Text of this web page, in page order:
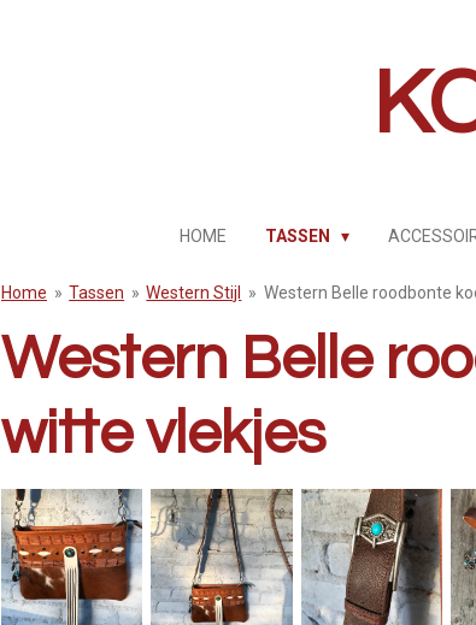
HOME TASSEN
Home » Tassen » Western Stijl » Western Belle roodbonte
Western Belle
witte vlekjes